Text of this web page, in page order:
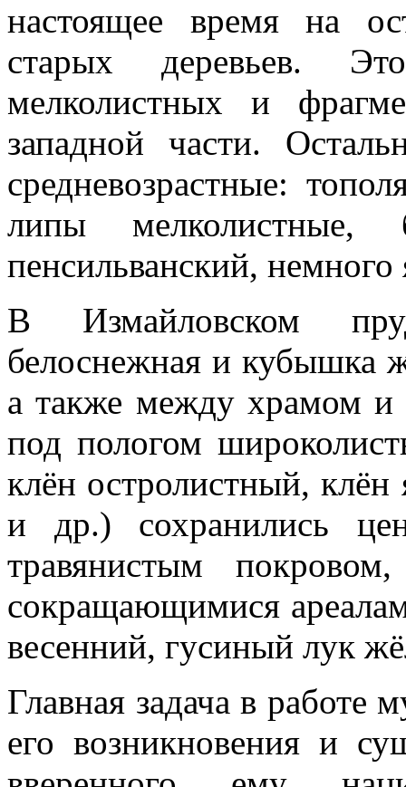
настоящее время на
старых деревьев.
мелколистных и
западной части.
средневозрастные:
липы мелколистные,
пенсильванский,
В Измайловском
белоснежная и кубышка
а также между храмом и
под пологом
клён остролистный,
и др.) сохранились
травянистым
сокращающимися
весенний, гусиный лук
Главная задача в работе
его возникновения и